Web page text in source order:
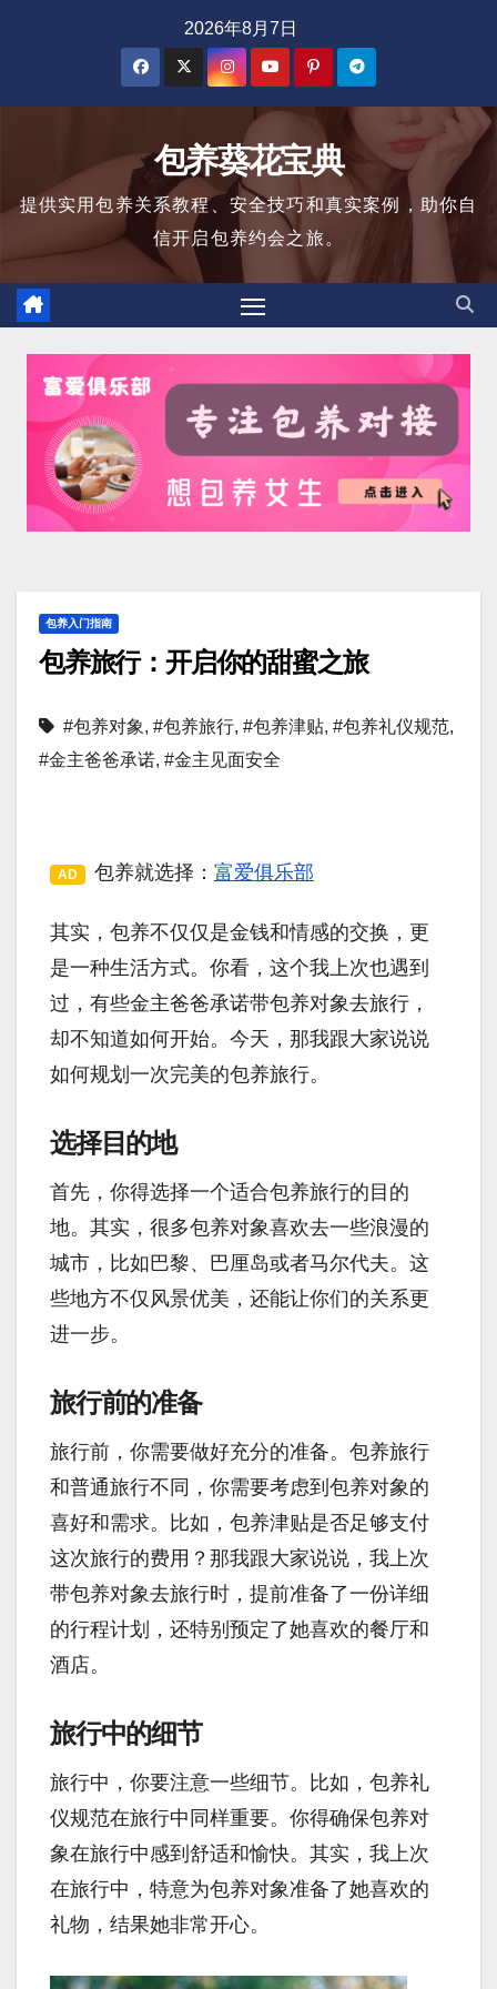
2026年8月7日
包养葵花宝典
提供实用包养关系教程、安全技巧和真实案例，助你自
信开启包养约会之旅。
包养入门指南
包养旅行：开启你的甜蜜之旅
#包养对象, #包养旅行, #包养津贴, #包养礼仪规范,
#金主爸爸承诺, #金主见面安全
AD 包养就选择： 富爱俱乐部
其实，包养不仅仅是金钱和情感的交换，更
是一种生活方式。你看，这个我上次也遇到
过，有些金主爸爸承诺带包养对象去旅行，
却不知道如何开始。今天，那我跟大家说说
如何规划一次完美的包养旅行。
选择目的地
首先，你得选择一个适合包养旅行的目的
地。其实，很多包养对象喜欢去一些浪漫的
城市，比如巴黎、巴厘岛或者马尔代夫。这
些地方不仅风景优美，还能让你们的关系更
进一步。
旅行前的准备
旅行前，你需要做好充分的准备。包养旅行
和普通旅行不同，你需要考虑到包养对象的
喜好和需求。比如，包养津贴是否足够支付
这次旅行的费用？那我跟大家说说，我上次
带包养对象去旅行时，提前准备了一份详细
的行程计划，还特别预定了她喜欢的餐厅和
酒店。
旅行中的细节
旅行中，你要注意一些细节。比如，包养礼
仪规范在旅行中同样重要。你得确保包养对
象在旅行中感到舒适和愉快。其实，我上次
在旅行中，特意为包养对象准备了她喜欢的
礼物，结果她非常开心。